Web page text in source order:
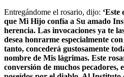
Entregándome el rosario, dijo: ‘Este
que Mi Hijo confía a Su amado
herencia. Las invocaciones ya te
desea honrarme especialmente
tanto, concederá gustosamente
nombre de Mis lágrimas. Este
conversión de muchos pecadores,